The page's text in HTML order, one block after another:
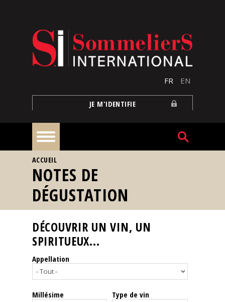
FR EN
JE M'IDENTIFIE
À
la
une
Reportages
Nos
Spiritueux
VOUS ÊTES ICI
ACCUEIL
NOTES DE
DÉGUSTATION
DÉCOUVRIR UN VIN, UN
SPIRITUEUX...
Appellation
Millésime Type de vin